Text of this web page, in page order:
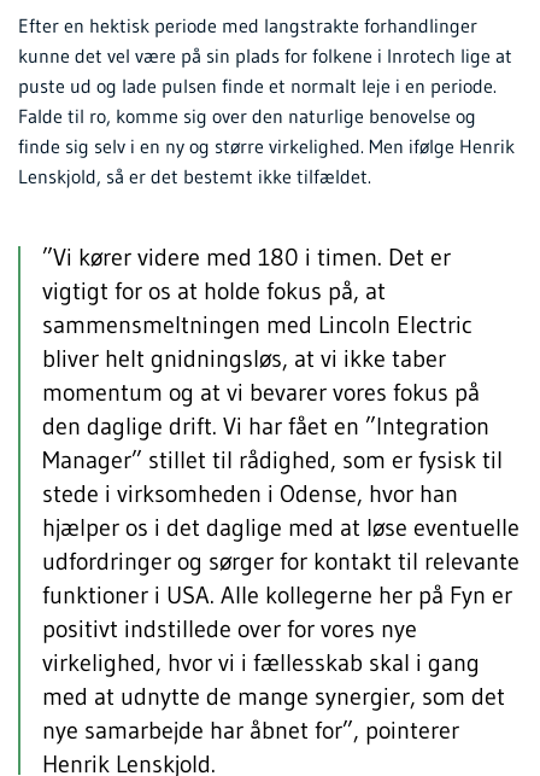
Efter en hektisk periode med langstrakte forhandlinger
kunne det vel være på sin plads for folkene i Inrotech lige at
puste ud og lade pulsen finde et normalt leje i en periode.
Falde til ro, komme sig over den naturlige benovelse og
finde sig selv i en ny og større virkelighed. Men ifølge Henrik
Lenskjold, så er det bestemt ikke tilfældet.
”Vi kører videre med 180 i timen. Det er
vigtigt for os at holde fokus på, at
sammensmeltningen med Lincoln Electric
bliver helt gnidningsløs, at vi ikke taber
momentum og at vi bevarer vores fokus på
den daglige drift. Vi har fået en ”Integration
Manager” stillet til rådighed, som er fysisk til
stede i virksomheden i Odense, hvor han
hjælper os i det daglige med at løse eventuelle
udfordringer og sørger for kontakt til relevante
funktioner i USA. Alle kollegerne her på Fyn er
positivt indstillede over for vores nye
virkelighed, hvor vi i fællesskab skal i gang
med at udnytte de mange synergier, som det
nye samarbejde har åbnet for”, pointerer
Henrik Lenskjold.